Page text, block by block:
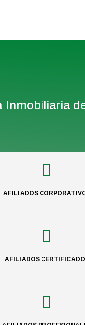
Inmobiliaria

AFILIADOS

AFILIADOS
